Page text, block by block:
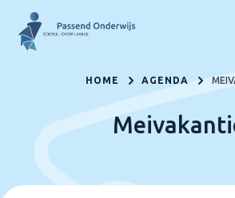
HOME AGENDA